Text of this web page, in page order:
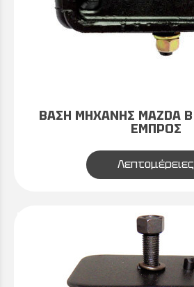
ΒΑΣΗ ΜΗΧΑΝΗΣ MAZDA Β
EMΠPΟΣ
Λεπτομέρειες